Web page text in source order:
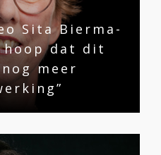
Sita Bierma-
hoop dat dit
meer